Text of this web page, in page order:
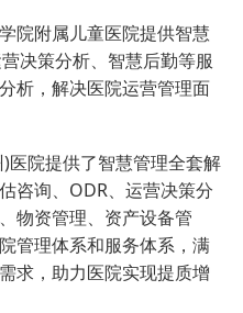
附属儿童医院提供智慧
决策分析、智慧后勤等服
析，解决医院运营管理面
院提供了智慧管理全套解
咨询、ODR、运营决策分
物资管理、资产设备管
管理体系和服务体系，满
求，助力医院实现提质增